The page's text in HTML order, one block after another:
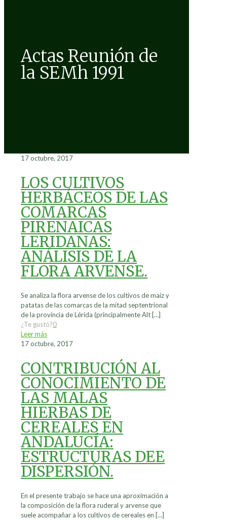
Actas Reunión de
la SEMh 1991
17 octubre, 2017
LOS CULTIVOS
HERBÁCEOS DE LAS
COMARCAS
PIRENAICAS
LERIDANAS:
ANÁLISIS DE LA
FLORA ARVENSE.
Se analiza la flora arvense de los cultivos de maíz y
patatas de las comarcas de la mitad septentrional
de la provincia de Lérida (principalmente Alt […]
¿Te gustó?0
Leer más
17 octubre, 2017
CONTRIBUCIÓN AL
CONOCIMIENTO DE
LAS MALAS
HIERBAS DE
CEREALES EN
ANDALUCÍA:
ESTRUCTURAS DEE
DISPERSIÓN.
En el presente trabajo se hace una aproximación a
la composición de la flora ruderal y arvense que
suele acompañar a los cultivos de cereales en […]